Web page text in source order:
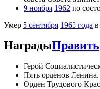
9 ноября 1962 по
Умер 5 сентября 1963 года в
НаградыПравить
Герой
Пять орденов Ленина.
Орден Трудового